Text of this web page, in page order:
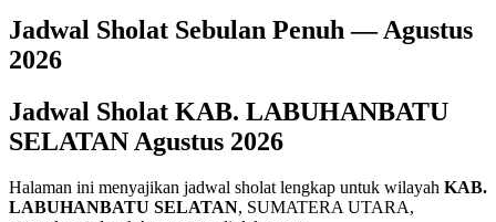
Jadwal Sholat Sebulan Penuh — Agustus
2026
Jadwal Sholat KAB. LABUHANBATU
SELATAN Agustus 2026
Halaman ini menyajikan jadwal sholat lengkap untuk wilayah KAB.
LABUHANBATU SELATAN, SUMATERA UTARA,